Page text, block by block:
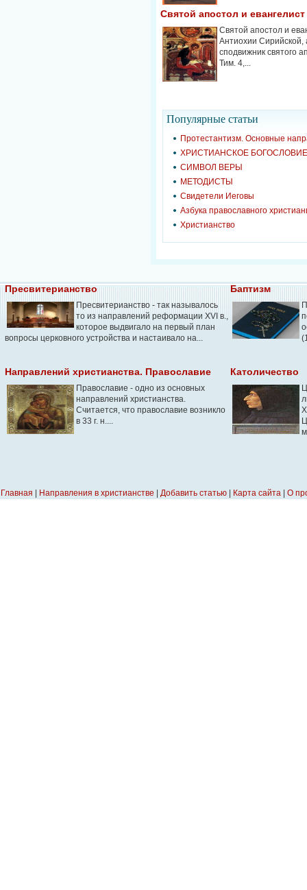
Святой апостол и евангелист
Святой апостол и
Антиохии Сирийской,
сподвижник святого
Тим. 4,...
Популярные cтатьи
Протестантизм. Основные
ХРИСТИАНСКОЕ БОГОСЛОВИЕ
СИМВОЛ ВЕРЫ
МЕТОДИСТЫ
Свидетели Иеговы
Азбука православного
Христианство
Пресвитерианство
Пресвитерианство - так называлось
то из направлений реформации XVI в.,
которое выдвигало на первый план
вопросы церковного устройства и настаивало на...
Баптизм
Направлений христианства. Православие
Православие - одно из основных
направлений христианства.
Считается, что православие возникло
в 33 г. н....
Католичество
Главная Направления в христианстве Добавить статью Карта сайта О